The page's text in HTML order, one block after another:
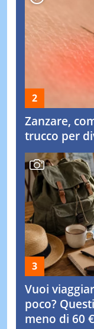
Zanzare,
trucco per
Vuoi
poco?
meno di 60